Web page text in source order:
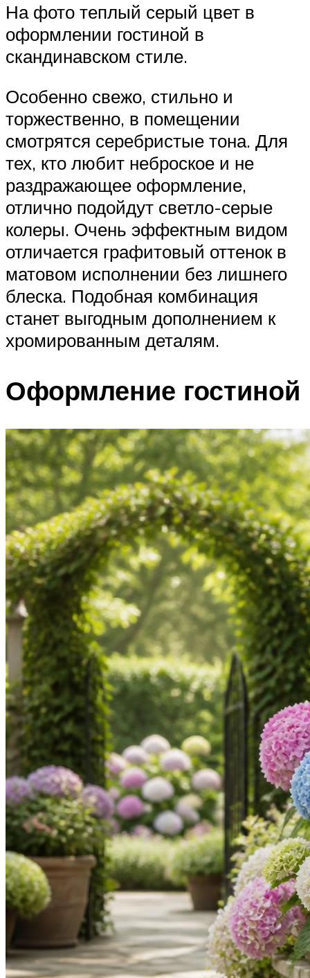
На фото теплый серый цвет в
оформлении гостиной в
скандинавском стиле.
Особенно свежо, стильно и
торжественно, в помещении
смотрятся серебристые тона. Для
тех, кто любит неброское и не
раздражающее оформление,
отлично подойдут светло-серые
колеры. Очень эффектным видом
отличается графитовый оттенок в
матовом исполнении без лишнего
блеска. Подобная комбинация
станет выгодным дополнением к
хромированным деталям.
Оформление гостиной